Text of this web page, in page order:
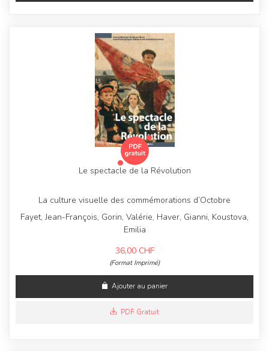
Le spectacle de la Révolution
La culture visuelle des commémorations d’Octobre
Fayet, Jean-François, Gorin, Valérie, Haver, Gianni, Koustova,
Emilia
36,00 CHF
(Format Imprimé)
Ajouter au panier
PDF Gratuit